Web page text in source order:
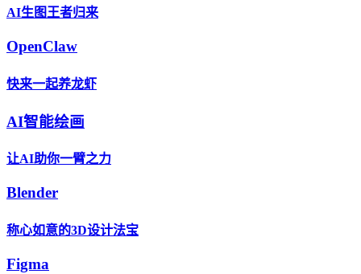
AI生图王者归来
OpenClaw
快来一起养龙虾
AI智能绘画
让AI助你一臂之力
Blender
称心如意的3D设计法宝
Figma